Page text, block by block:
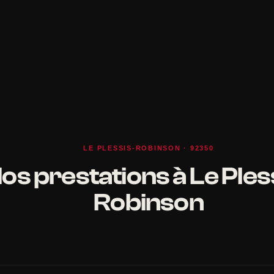
LE PLESSIS-ROBINSON · 92350
prestations à Le
Robinson